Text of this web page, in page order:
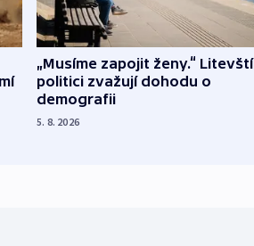
„Musíme zapojit ženy.“ Litevští
politici zvažují dohodu o
demografii
5. 8. 2026